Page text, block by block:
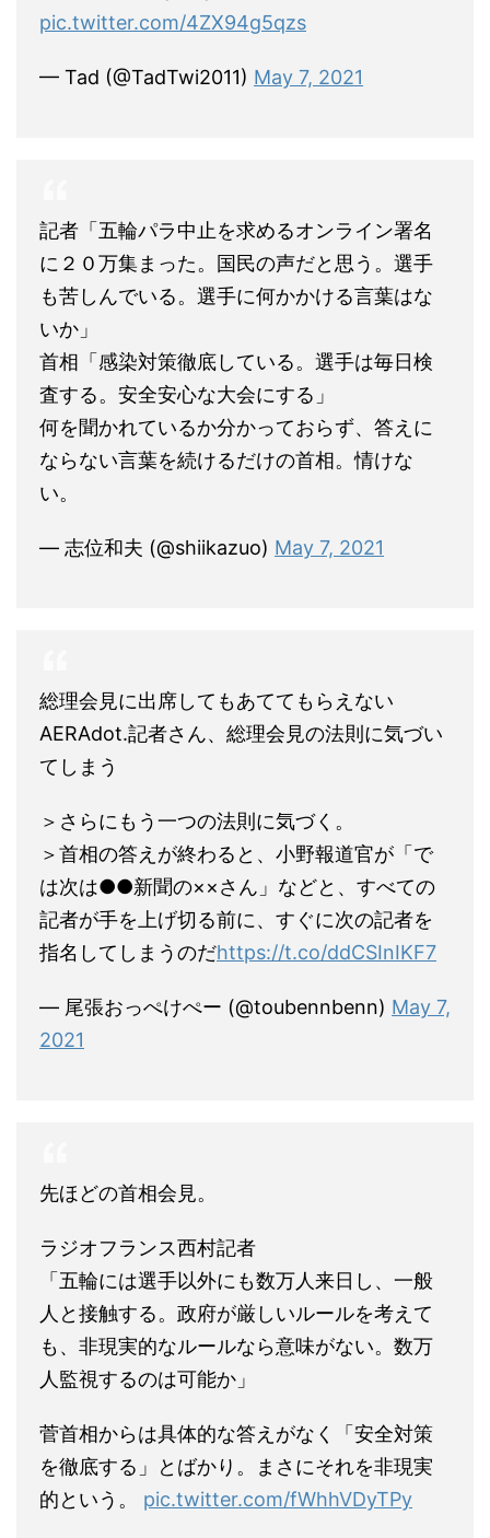
pic.twitter.com/4ZX94g5qzs
— Tad (@TadTwi2011) May 7, 2021
記者「五輪パラ中止を求めるオンライン署名
に２０万集まった。国民の声だと思う。選手
も苦しんでいる。選手に何かかける言葉はな
いか」
首相「感染対策徹底している。選手は毎日検
査する。安全安心な大会にする」
何を聞かれているか分かっておらず、答えに
ならない言葉を続けるだけの首相。情けな
い。
— 志位和夫 (@shiikazuo) May 7, 2021
総理会見に出席してもあててもらえない
AERAdot.記者さん、総理会見の法則に気づい
てしまう
＞さらにもう一つの法則に気づく。
＞首相の答えが終わると、小野報道官が「で
は次は●●新聞の××さん」などと、すべての
記者が手を上げ切る前に、すぐに次の記者を
指名してしまうのだhttps://t.co/ddCSInIKF7
— 尾張おっぺけぺー (@toubennbenn) May 7,
2021
先ほどの首相会見。
ラジオフランス西村記者
「五輪には選手以外にも数万人来日し、一般
人と接触する。政府が厳しいルールを考えて
も、非現実的なルールなら意味がない。数万
人監視するのは可能か」
菅首相からは具体的な答えがなく「安全対策
を徹底する」とばかり。まさにそれを非現実
的という。 pic.twitter.com/fWhhVDyTPy